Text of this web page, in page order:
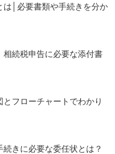
は│必要書類や手続きを分か
相続税申告に必要な添付書
フローチャートでわかり
続きに必要な委任状とは？